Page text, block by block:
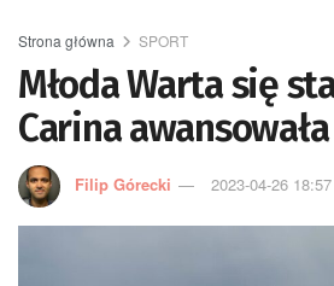
Strona główna SPORT
Młoda Warta się
Carina awansowała
Filip Górecki 2023-04-26 18:57